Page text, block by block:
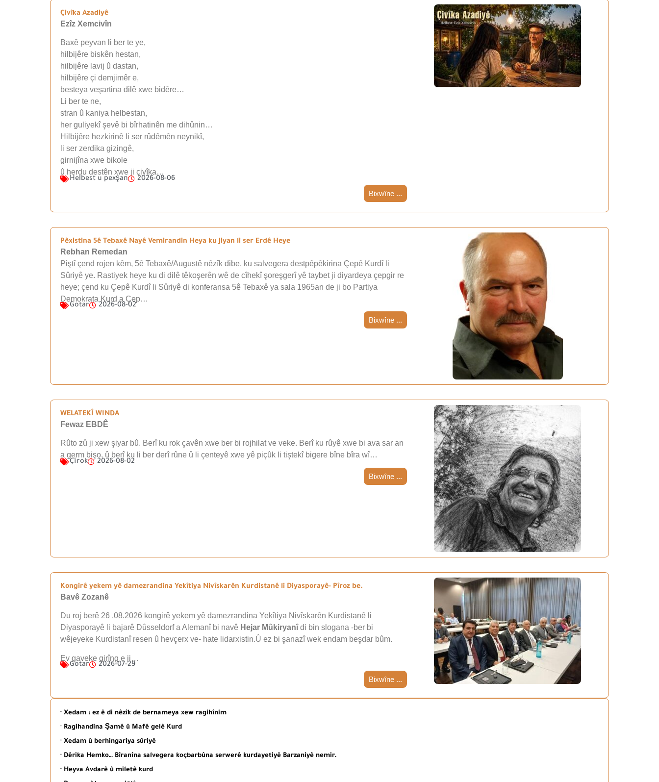
Çivîka Azadiyê
Ezîz Xemcivîn
Baxê peyvan li ber te ye,
hilbijêre biskên hestan,
hilbijêre lavij û dastan,
hilbijêre çi demjimêr e,
besteya veşartina dilê xwe bidêre…
Li ber te ne,
stran û kaniya helbestan,
her guliyekî şevê bi bîrhatinên me dihûnin…
Hilbijêre hezkirinê li ser rûdêmên neynikî,
li ser zerdika gizingê,
girnijîna xwe bikole
û herdu destên xwe ji çivîka…
Helbest u pexşan 2026-08-06
Bixwîne ...
Pêxistina 5ê Tebaxê Nayê Vemirandin Heya ku Jiyan li ser Erdê Heye
Rebhan Remedan
Piştî çend rojen kêm, 5ê Tebaxê/Augustê nêzîk dibe, ku salvegera destpêpêkirina Çepê Kurdî li
Sûriyê ye. Rastiyek heye ku di dilê têkoşerên wê de cîhekî şoreşgerî yê taybet ji diyardeya çepgir re
heye; çend ku Çepê Kurdî li Sûriyê di konferansa 5ê Tebaxê ya sala 1965an de ji bo Partiya
Demokrata Kurd a Çep…
Gotar 2026-08-02
Bixwîne ...
WELATEKÎ WINDA
Fewaz EBDÊ
Rûto zû ji xew şiyar bû. Berî ku rok çavên xwe ber bi rojhilat ve veke. Berî ku rûyê xwe bi ava sar an
a germ bişo, û berî ku li ber derî rûne û li çenteyê xwe yê piçûk li tiştekî bigere bîne bîra wî…
Çîrok 2026-08-02
Bixwîne ...
Kongirê yekem yê damezrandina Yekîtiya Nivîskarên Kurdistanê li Diyasporayê- Pîroz be.
Bavê Zozanê
Du roj berê 26 .08.2026 kongirê yekem yê damezrandina Yekîtiya Nivîskarên Kurdistanê li
Diyasporayê li bajarê Dûsseldorf a Alemanî bi navê Hejar Mûkiryanîdi bin slogana -ber bi
wêjeyeke Kurdistanî resen û hevçerx ve- hate lidarxistin.Û ez bi şanazî wek endam beşdar bûm.
Ev gaveke girîng e ji…
Gotar 2026-07-29
Bixwîne ...
· Xedam : ez ê di nêzîk de bernameya xew ragihînim
· Ragihandina Şamê û Mafê gelê Kurd
· Xedam û berhingariya sûriyê
· Dêrika Hemko… Bîranîna salvegera koçbarbûna serwerê kurdayetiyê Barzaniyê nemir.
· Heyva Avdarê û miletê kurd